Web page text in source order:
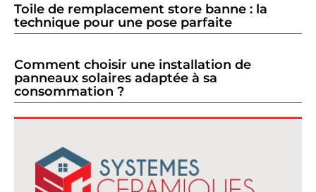
Toile de remplacement store banne : la
technique pour une pose parfaite
Comment choisir une installation de
panneaux solaires adaptée à sa
consommation ?